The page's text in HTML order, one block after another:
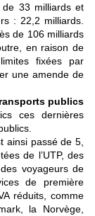
de 33 milliards et
: 22,2 milliards.
de 106 milliards
en raison de
fixées par
une amende de
publics
ces dernières
ainsi passé de 5,
de l’UTP, des
voyageurs de
de première
réduits, comme
la Norvège,